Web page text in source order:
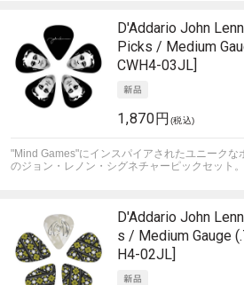
D'Addario John
Picks / Medium
CWH4-03JL]
1,870円 (税込)
"Mind Games"にインスパイアされたユニークな
のジョン・レノン・シグネチャーピックセット。
D'Addario John
s / Medium Gauge
H4-02JL]